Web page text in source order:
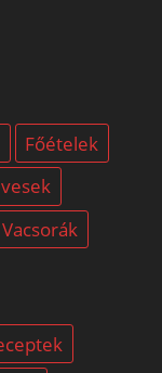
Főételek
Vacsorák